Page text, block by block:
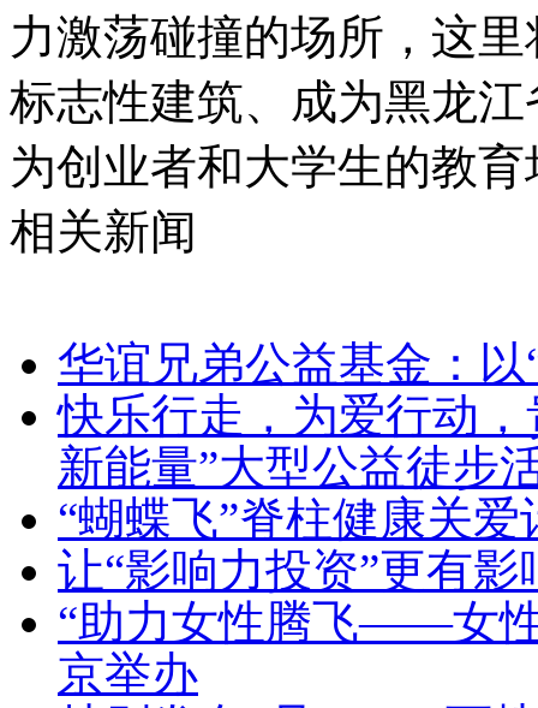
力激荡碰撞的场所，这
标志性建筑、成为黑龙
为创业者和大学生的教
相关新闻
华谊兄弟公益基金：
快乐行走，为爱行动
新能量”大型公益徒步
“蝴蝶飞”脊柱健康关
让“影响力投资”更有影
“助力女性腾飞——女
京举办